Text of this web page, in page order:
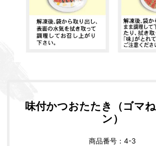
味付かつおたたき（ゴマ
ン）
商品番号：4-3